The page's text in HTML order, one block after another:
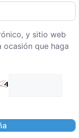
y sitio web
ocasión que haga